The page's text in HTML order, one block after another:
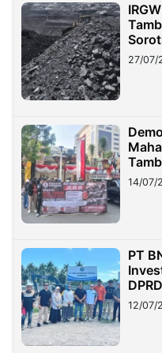
27/07/
14/07/
PT
12/07/